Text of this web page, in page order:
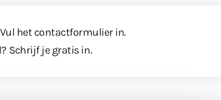
het contactformulierin.
Schrijf je gratis in.